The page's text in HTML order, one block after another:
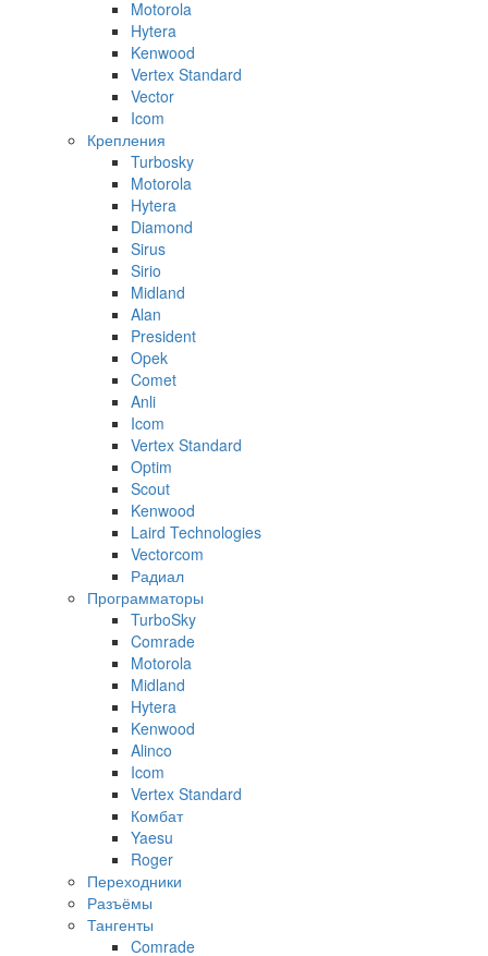
Motorola
Hytera
Kenwood
Vertex Standard
Vector
Icom
Крепления
Turbosky
Motorola
Hytera
Diamond
Sirus
Sirio
Midland
Alan
President
Opek
Comet
Anli
Icom
Vertex Standard
Optim
Scout
Kenwood
Laird Technologies
Vectorcom
Радиал
Программаторы
TurboSky
Comrade
Motorola
Midland
Hytera
Kenwood
Alinco
Icom
Vertex Standard
Комбат
Yaesu
Roger
Переходники
Разъёмы
Тангенты
Comrade